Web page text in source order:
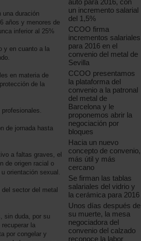
una duración
años y menores de
inferior al 25%
y en cuanto a la
en materia de
de la
de jornada hasta
a faltas graves, el
de origen racial o
orientación sexual.
sector del metal
sin duda, por su
la
por congelar y
auto para 2016, con
un incremento salarial
del 1,5%
CCOO firma
incrementos salariales
para 2016 en el
convenio del metal de
Sevilla
CCOO presentamos
la plataforma del
convenio a la patronal
del metal de
Barcelona y le
proponemos abrir la
negociación por
bloques
Hacia un nuevo
concepto de convenio,
más útil y más
cercano
Se firman las tablas
salariales del vidrio y
la cerámica para 2016
Unos días después de
su muerte, la mesa
negociadora del
convenio del calzado
reconoce la labor